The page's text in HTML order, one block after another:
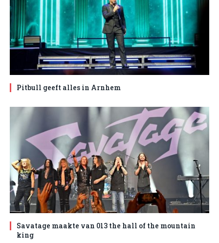
Pitbull geeft alles in Arnhem
Savatage maakte van 013 the hall of the mountain
king